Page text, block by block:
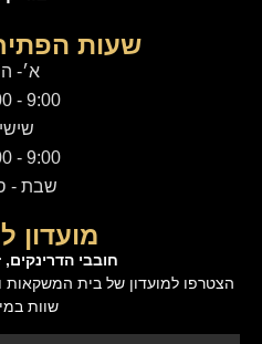
שעות
א׳-
9:00 - 21:00
9:00 - 15:00
שבת -
מועדון
חובבי
הצטרפו למועדון של בית המשקאות
שוות